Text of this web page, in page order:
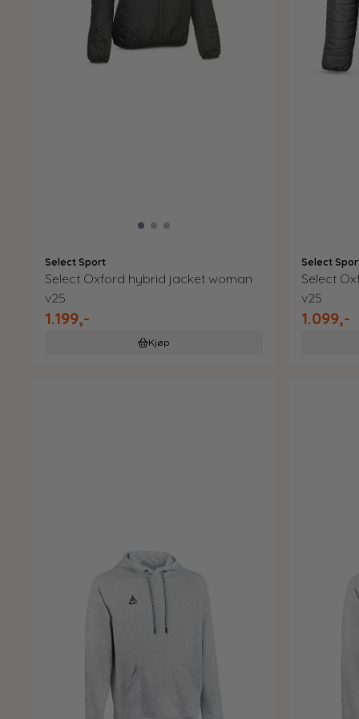
Select Sport
Select Oxford hybrid jacket woman
v25
1.199,-
Kjøp
Select
Select
v25
1.099,-